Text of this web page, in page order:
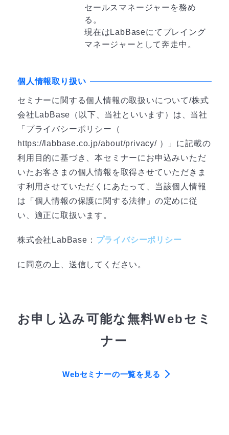
セールスマネージャーを務め
る。
現在はLabBaseにてプレイング
マネージャーとして奔走中。
個人情報取り扱い
セミナーに関する個人情報の取扱いについて/株式
会社LabBase（以下、当社といいます）は、当社
「プライバシーポリシー（
https://labbase.co.jp/about/privacy/ ）」に記載の
利用目的に基づき、本セミナーにお申込みいただ
いたお客さまの個人情報を取得させていただきま
す利用させていただくにあたって、当該個人情報
は「個人情報の保護に関する法律」の定めに従
い、適正に取扱います。
株式会社LabBase： プライバシーポリシー
に同意の上、送信してください。
お申し込み可能な無料Webセミ
ナー
Webセミナーの一覧を見る